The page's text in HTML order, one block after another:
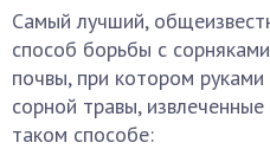
Самый лучший,
способ борьбы с
почвы, при котором
сорной травы,
таком способе: